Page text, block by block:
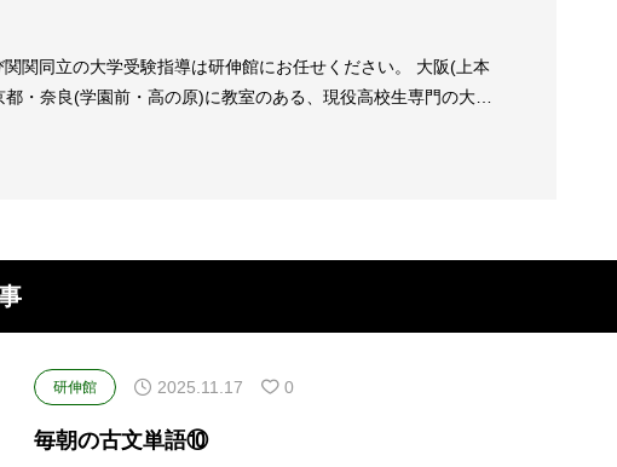
関同立の大学受験指導は研伸館にお任せください。 大阪(上本
・奈良(学園前・高の原)に教室のある、現役高校生専門の大学
研伸館 2025.11.17 0
毎朝の古文単語⑩